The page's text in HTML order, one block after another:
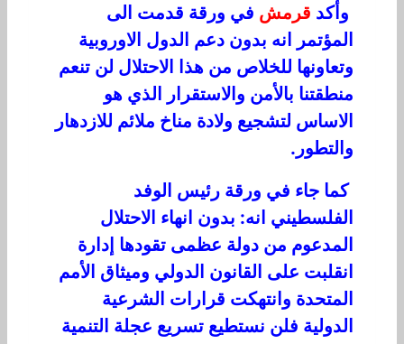
وأكد قرمش في ورقة قدمت الى
المؤتمر انه بدون دعم الدول الاوروبية
وتعاونها للخلاص من هذا الاحتلال لن تنعم
منطقتنا بالأمن والاستقرار الذي هو
الاساس لتشجيع ولادة مناخ ملائم للازدهار
والتطور.
كما جاء في ورقة رئيس الوفد
الفلسطيني انه: بدون انهاء الاحتلال
المدعوم من دولة عظمى تقودها إدارة
انقلبت على القانون الدولي وميثاق الأمم
المتحدة وانتهكت قرارات الشرعية
الدولية فلن نستطيع تسريع عجلة التنمية